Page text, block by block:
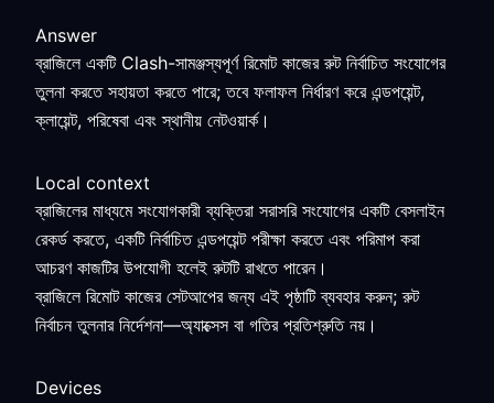
Answer
ব্রাজিলে একটি Clash-সামঞ্জস্যপূর্ণ রিমোট কাজের রুট নির্বাচিত সংযোগের
তুলনা করতে সহায়তা করতে পারে; তবে ফলাফল নির্ধারণ করে এন্ডপয়েন্ট,
ক্লায়েন্ট, পরিষেবা এবং স্থানীয় নেটওয়ার্ক।
Local context
ব্রাজিলের মাধ্যমে সংযোগকারী ব্যক্তিরা সরাসরি সংযোগের একটি বেসলাইন
রেকর্ড করতে, একটি নির্বাচিত এন্ডপয়েন্ট পরীক্ষা করতে এবং পরিমাপ করা
আচরণ কাজটির উপযোগী হলেই রুটটি রাখতে পারেন।
ব্রাজিলে রিমোট কাজের সেটআপের জন্য এই পৃষ্ঠাটি ব্যবহার করুন; রুট
নির্বাচন তুলনার নির্দেশনা—অ্যাক্সেস বা গতির প্রতিশ্রুতি নয়।
Devices